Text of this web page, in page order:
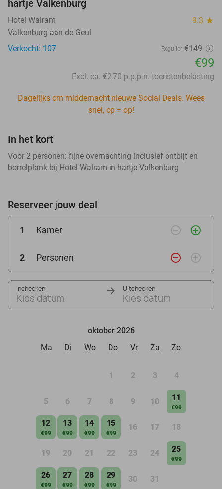
hartje Valkenburg
Hotel Walram 9.3 star
Valkenburg aan de Geul
Verkocht: 107
Regulier €149
€99
Excl. ca. €2,70 p.p.p.n. toeristenbelasting
Dagelijks om middernacht nieuwe Social Deals. Wees
snel, op = op!
In het kort
Voor 2 personen: fijne overnachting inclusief ontbijt en
borrelplank bij Hotel Walram in hartje Valkenburg
Reserveer jouw deal
1 Kamer remove_circle_outline add_circle_outline
2 Personen remove_circle_outline add_circle_outline
Inchecken
Kies datum
Uitchecken
Kies datum
oktober 2026
Ma
Di Wo Do Vr Za Zo
1 2 3 4
5 6 7 8 9 10 11
€99
12
€99
13
€99
14
€99
15
€99
16 17 18
19 20 21 22 23 24 25
€99
26
€99
27
€99
28
€99
29
€99
30 31